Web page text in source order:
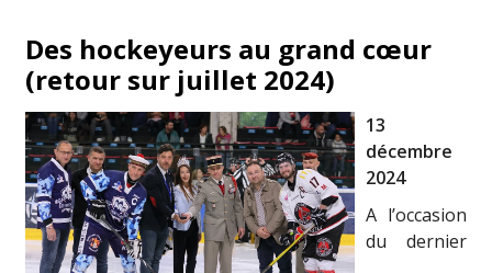
Des hockeyeurs au grand cœur
(retour sur juillet 2024)
13
décembre
2024
A l’occasion
du dernier